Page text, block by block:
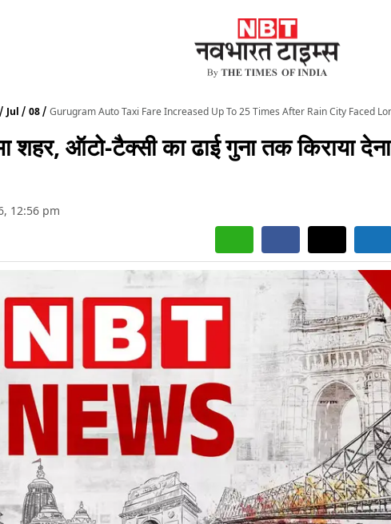
Jul 08 Gurugram Auto Taxi Fare Increased Up To 25 Times After Rain City Faced
शहर, ऑटो-टैक्सी का ढाई गुना तक किराया देना
12:56 pm